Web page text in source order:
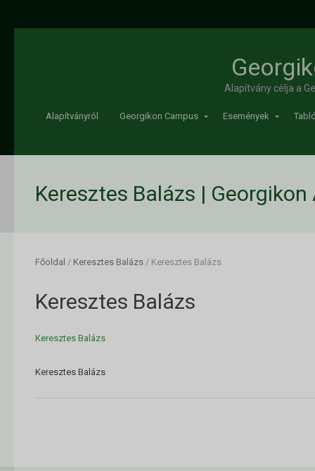
Alapítvány célja a
Alapítványról Georgikon Campus Események
Keresztes Balázs |
Főoldal / Keresztes Balázs / Keresztes Balázs
Keresztes Balázs
Keresztes Balázs
Keresztes Balázs